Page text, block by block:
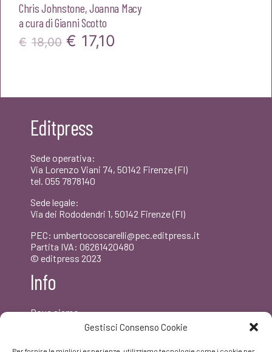
Gestisci Consenso Cookie
Chris Johnstone,Joanna Macy
a cura diGianni Scotto
€ 18,00 Il
€18,00.
€ 17,10
Editpress
Sede operativa:
Via Lorenzo Viani 74, 50142 Firenze (FI)
tel. 055 7878140
Sede legale:
Via dei Rododendri 1, 50142 Firenze (FI)
PEC: umbertocoscarelli@pec.editpress.it
Partita IVA: 06261420480
© editpress 2023
Info
Dove siamo
Privacy policy